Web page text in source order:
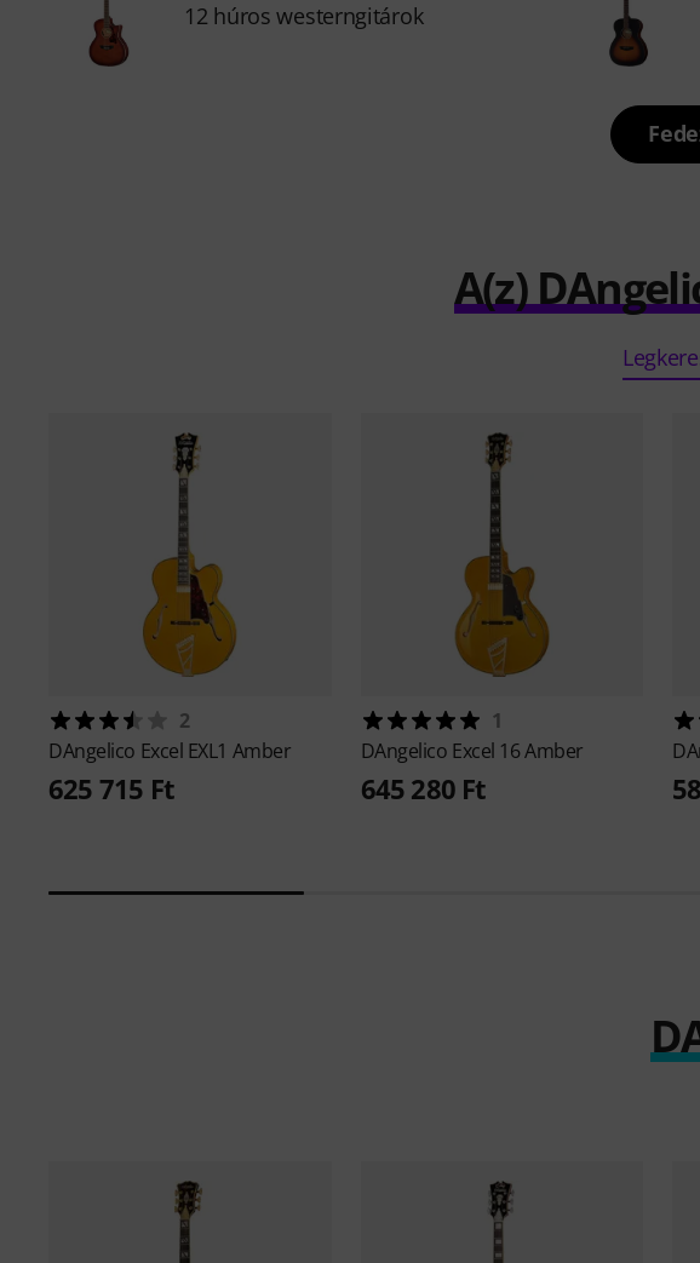
12 húros westerngitárok
A(z)
2
DAngelico Excel EXL1 Amber
625 715 Ft
1
DAngelico Excel 16 Amber
645 280 Ft